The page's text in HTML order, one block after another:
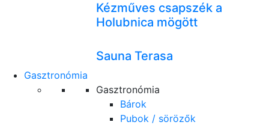
Kézműves csapszék a
Holubnica mögött
Sauna Terasa
Gasztronómia
Gasztronómia
Bárok
Pubok / sörözők